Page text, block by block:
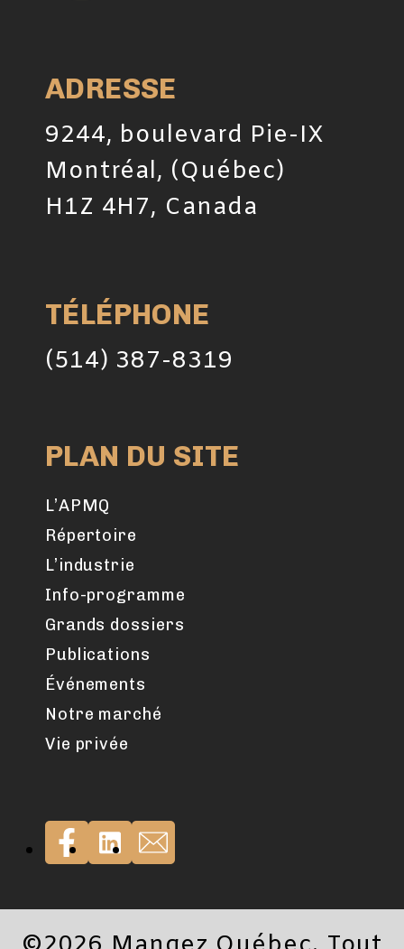
ADRESSE
9244, boulevard Pie-IX
Montréal, (Québec)
H1Z 4H7, Canada
TÉLÉPHONE
(514) 387-8319
PLAN DU SITE
L’APMQ
Répertoire
L’industrie
Info-programme
Grands dossiers
Publications
Événements
Notre marché
Vie privée